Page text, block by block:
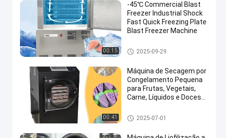
00:15
-45℃ Commercial Blast
Freezer Industrial Shock
Fast Quick Freezing Plate
Blast Freezer Machine
Secador de gelo do vácuo
2025-09-29
00:41
Máquina de Secagem por
Congelamento Pequena
para Frutas, Vegetais,
Carne, Líquidos e Doces
Secador de gelo do vácuo
2025-07-01